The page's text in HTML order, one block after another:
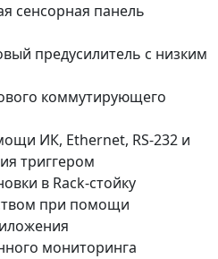
сенсорная панель
предусилитель с низким
коммутирующего
ИК, Ethernet, RS-232 и
триггером
в Rack-стойку
при помощи
мониторинга